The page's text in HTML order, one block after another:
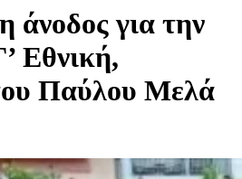
άνοδος για την
Εθνική,
Παύλου Μελά